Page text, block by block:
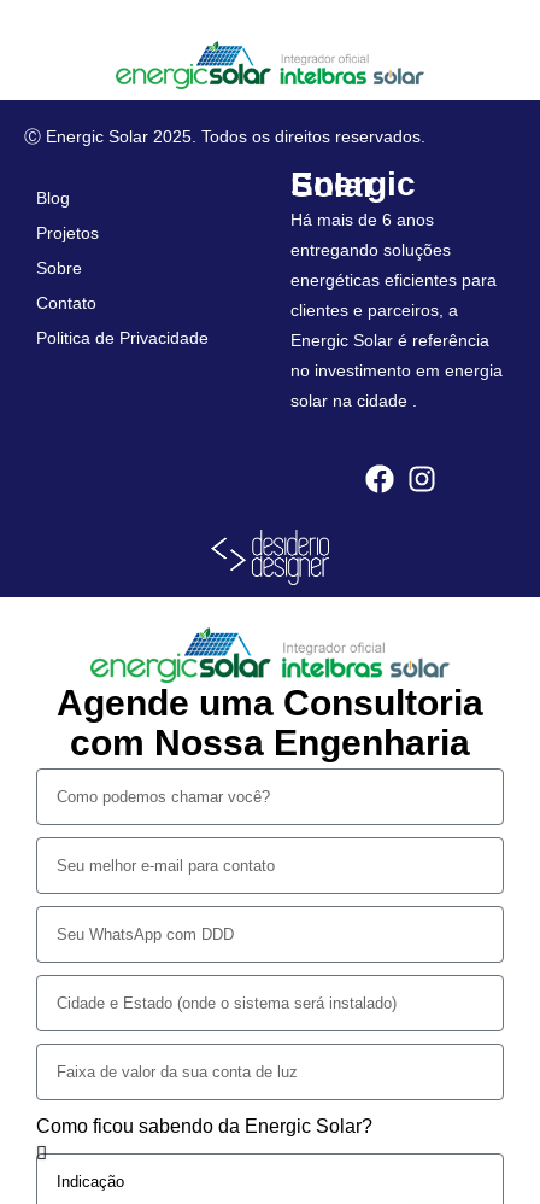
Ⓒ Energic Solar 2025. Todos os direitos reservados.
Blog
Projetos
Sobre
Contato
Politica de Privacidade
Energic Solar
Há mais de 6 anos
entregando soluções
energéticas eficientes para
clientes e parceiros, a
Energic Solar é referência
no investimento em energia
solar na cidade .
Agende uma Consultoria
com Nossa Engenharia
Como ficou sabendo da Energic Solar?